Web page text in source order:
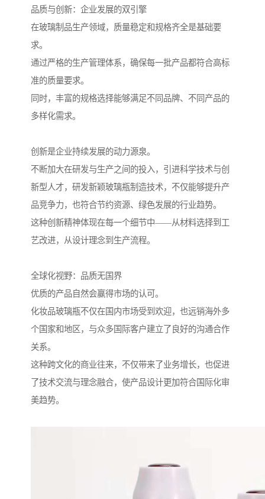
品质与创新：企业发展的双引擎
在玻璃制品生产领域，质量稳定和规格齐全是基础要
求。
通过严格的生产管理体系，确保每一批产品都符合高标
准的质量要求。
同时，丰富的规格选择能够满足不同品牌、不同产品的
多样化需求。
创新是企业持续发展的动力源泉。
不断加大在研发与生产之间的投入，引进科学技术与创
新型人才，研发新颖玻璃瓶制造技术，不仅能够提升产
品竞争力，也符合节约资源、绿色发展的行业趋势。
这种创新精神体现在每一个细节中——从材料选择到工
艺改进，从设计理念到生产流程。
全球化视野：品质无国界
优质的产品自然会赢得市场的认可。
化妆品玻璃瓶不仅在国内市场受到欢迎，也远销海外多
个国家和地区，与众多国际客户建立了良好的沟通合作
关系。
这种跨文化的商业往来，不仅带来了业务增长，也促进
了技术交流与理念融合，使产品设计更加符合国际化审
美趋势。